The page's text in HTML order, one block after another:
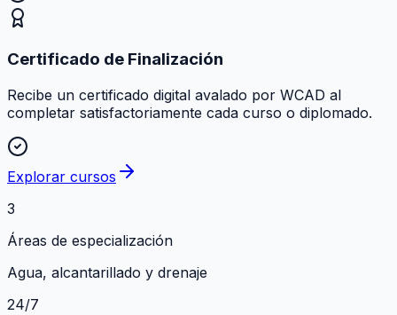
Certificado de Finalización
Recibe un certificado digital avalado por WCAD al
completar satisfactoriamente cada curso o diplomado.
Explorar cursos
3
Áreas de especialización
Agua, alcantarillado y drenaje
24/7